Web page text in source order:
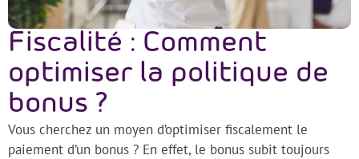
Fiscalité : Comment
optimiser la politique de
bonus ?
Vous cherchez un moyen d’optimiser fiscalement le
paiement d’un bonus ? En effet, le bonus subit toujours